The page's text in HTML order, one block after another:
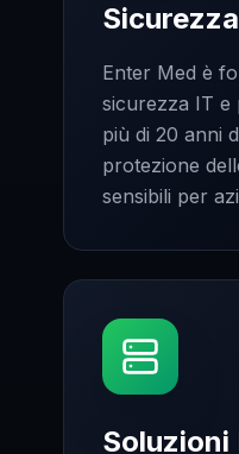
Enter Med è
sicurezza IT e
più di 20 anni
protezione
sensibili per
Soluzioni